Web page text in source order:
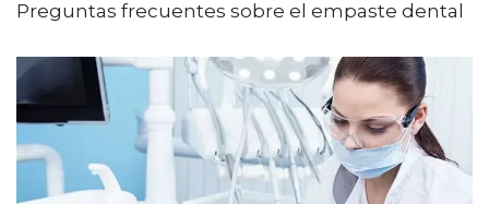
Preguntas frecuentes sobre el empaste dental